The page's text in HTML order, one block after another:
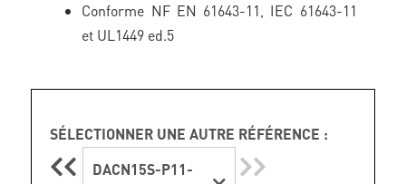
Conforme NF EN 61643-11, IEC 61643-11
et UL1449 ed.5
SÉLECTIONNER UNE AUTRE RÉFÉRENCE :
DACN15S-P11-